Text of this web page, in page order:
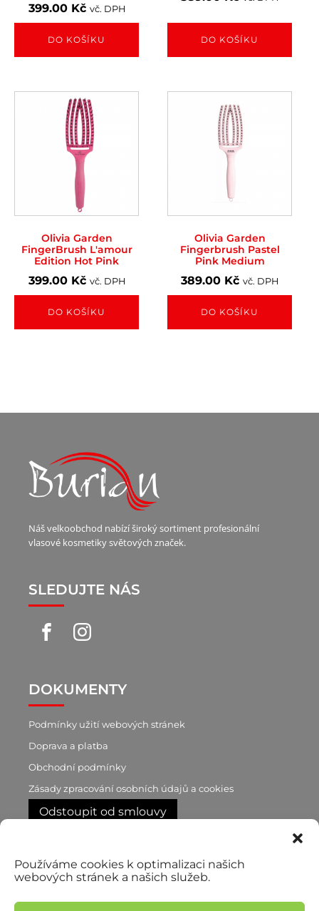
Používáme cookies k optimalizaci našich
webových stránek a našich služeb.
399.00 Kč vč. DPH
DO KOŠÍKU DO KOŠÍKU
Olivia Garden
FingerBrush L'amour
Edition Hot Pink
399.00 Kč vč. DPH
DO KOŠÍKU
Olivia Garden
Fingerbrush Pastel
Pink Medium
389.00 Kč vč. DPH
DO KOŠÍKU
Náš velkoobchod nabízí široký sortiment profesionální
vlasové kosmetiky světových značek.
SLEDUJTE NÁS
DOKUMENTY
Podmínky užití webových stránek
Doprava a platba
Obchodní podmínky
Zásady zpracování osobních údajů a cookies
Odstoupit od smlouvy
RYCHLÝ KONTAKT
+420 603 188 870 p. Brůnová